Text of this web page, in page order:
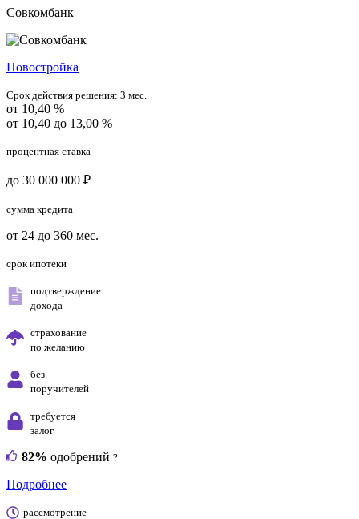
Совкомбанк
Новостройка
Срок действия решения: 3 мес.
от 10,40 %
от 10,40 до 13,00 %
процентная ставка
до 30 000 000 ₽
сумма кредита
от 24 до 360 мес.
срок ипотеки
подтверждение
дохода
страхование
по желанию
без
поручителей
требуется
залог
82% одобрений ?
Подробнее
рассмотрение